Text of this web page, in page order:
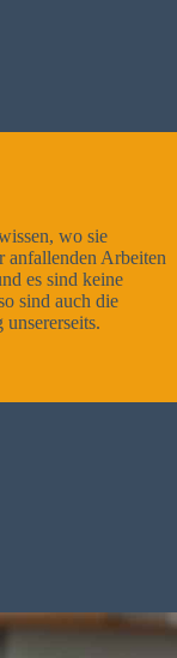
Freundliche
sauber, Kann ich nur